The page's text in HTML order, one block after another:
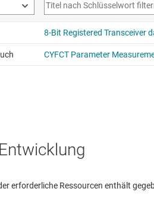
erforderliche Ressourcen enthält